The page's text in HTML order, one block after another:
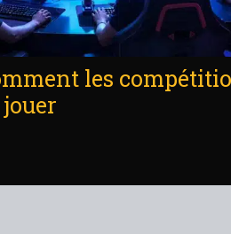
les